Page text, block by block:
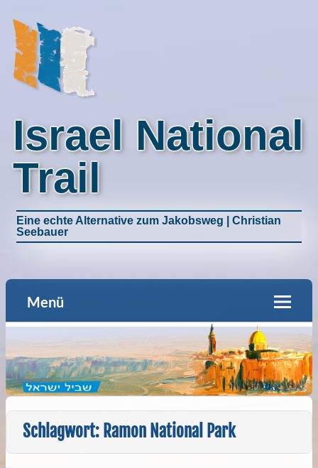
Israel National
Trail
Eine echte Alternative zum Jakobsweg | Christian
Seebauer
Menü
Schlagwort: Ramon National Park